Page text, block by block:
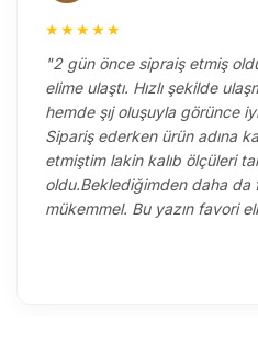
★★★★★
"2 gün önce sipraiş etmiş olduğum ürün
elime ulaştı. Hızlı şekilde
hemde şıj oluşuyla görünce iyiki sipariş etmişim dedirtti.
Sipariş ederken ürün adına
etmiştim lakin kalıb ölçüleri
oldu.Beklediğimden daha da
mükemmel. Bu yazın favori